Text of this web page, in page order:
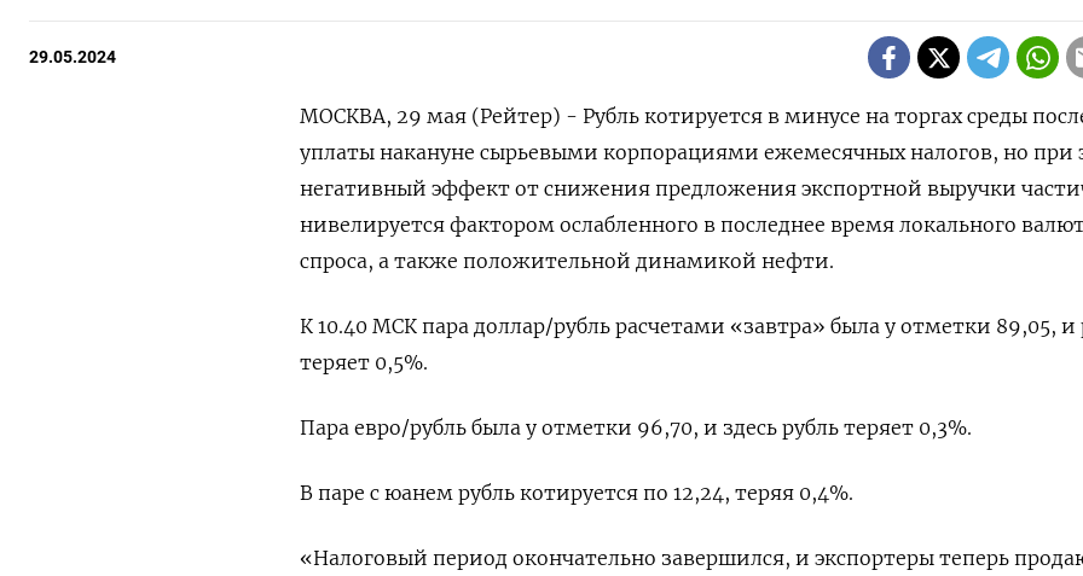
29.05.2024
МОСКВА, 29 мая (Рейтер) - Рубль котируется в минусе на торгах среды
уплаты накануне сырьевыми корпорациями ежемесячных налогов, но при
негативный эффект от снижения предложения экспортной выручки
нивелируется фактором ослабленного в последнее время локального
спроса, а также положительной динамикой нефти.
К 10.40 МСК пара доллар/рубль расчетами «завтра» была у отметки 89,05, и
теряет 0,5%.
Пара евро/рубль была у отметки 96,70, и здесь рубль теряет 0,3%.
В паре с юанем рубль котируется по 12,24, теряя 0,4%.
«Налоговый период окончательно завершился, и экспортеры теперь